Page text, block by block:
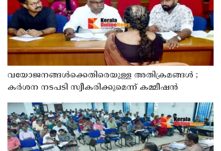
വയോജനങ്ങൾക്കെതിരെയുള്ള അതിക്രമങ്ങൾ ;
കർശന നടപടി സ്വീകരിക്കുമെന്ന് കമ്മീഷൻ